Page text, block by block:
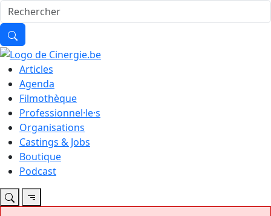
Articles
Agenda
Filmothèque
Professionnel·le·s
Organisations
Castings & Jobs
Boutique
Podcast